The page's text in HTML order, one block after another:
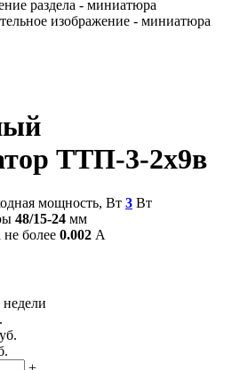
ТТП-3-2х9в
мощность, Вт 3 Вт
48/15-24 мм
не более 0.002 А
недели